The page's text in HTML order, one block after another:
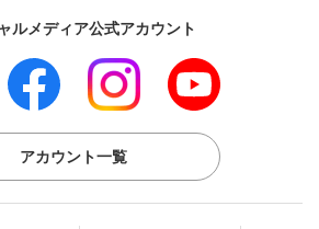
ルメディア公式アカウント
アカウント一覧